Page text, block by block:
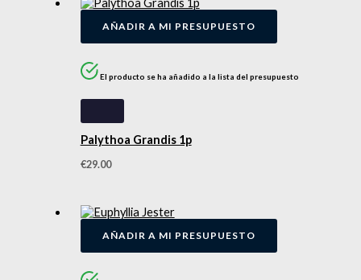
AÑADIR A MI PRESUPUESTO
El producto se ha añadido a la lista del presupuesto
Palythoa Grandis 1p
€29.00
AÑADIR A MI PRESUPUESTO